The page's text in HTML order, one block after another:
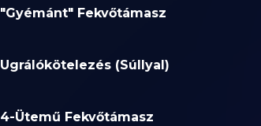
"Gyémánt" Fekvőtámasz
Ugrálókötelezés (Súllyal)
4-Ütemű Fekvőtámasz